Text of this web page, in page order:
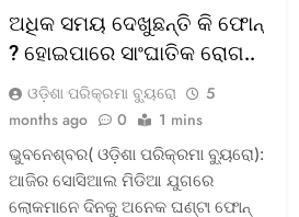
ଅଧିକ ସମୟ ଦେଖୁଛନ୍ତି କି ଫୋନ୍
? ହୋଇପାରେ ସାଂଘାତିକ ରୋଗ..
ଓଡ଼ିଶା ପରିକ୍ରମା ବ୍ୟୁରୋ
5
months ago
0 1 mins
ଭୁବନେଶ୍ବର( ଓଡ଼ିଶା ପରିକ୍ରମା ବ୍ୟୁରୋ):
ଆଜିର ସୋସିଆଲ ମିଡିଆ ଯୁଗରେ
ଲୋକମାନେ ଦିନକୁ ଅନେକ ଘଣ୍ଟା ଫୋନ୍